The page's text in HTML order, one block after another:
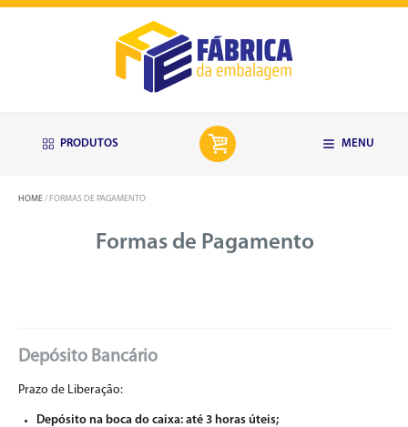
PRODUTOS MENU
HOME FORMAS DE PAGAMENTO
Formas de Pagamento
Depósito Bancário
Prazo de Liberação:
Depósito na boca do caixa: até 3 horas úteis;